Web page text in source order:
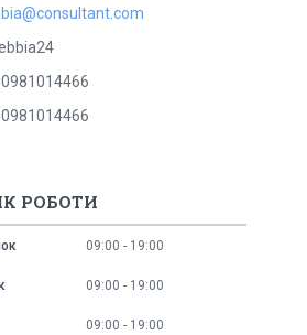
РОБОТИ
09:00 19:00
09:00 19:00
09:00 19:00